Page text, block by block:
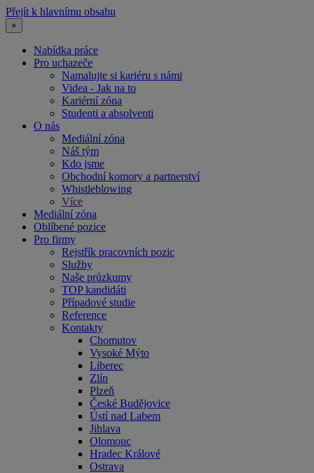
Přejít k hlavnímu obsahu
×
Nabídka práce
Pro uchazeče
Namalujte si kariéru s námi
Videa - Jak na to
Kariérní zóna
Studenti a absolventi
O nás
Mediální zóna
Náš tým
Kdo jsme
Obchodní komory a partnerství
Whistleblowing
Více
Mediální zóna
Oblíbené pozice
Pro firmy
Rejstřík pracovních pozic
Služby
Naše průzkumy
TOP kandidáti
Případové studie
Reference
Kontakty
Chomutov
Vysoké Mýto
Liberec
Zlín
Plzeň
České Budějovice
Ústí nad Labem
Jihlava
Olomouc
Hradec Králové
Ostrava